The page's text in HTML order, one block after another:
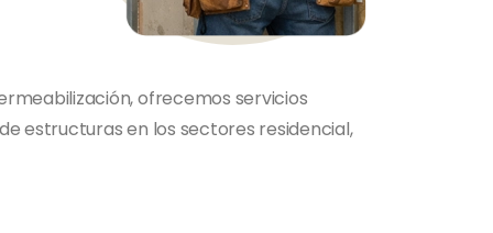
ofrecemos servicios
estructuras en los sectores residencial,